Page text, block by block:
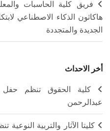
فريق كلية الحاسبات
هاكاثون الذكاء الاصطناعي
الجديدة والمتجددة
أخر الاحداث
كلية الحقوق تنظم حفل
عبدالرحمن
كليتا الآثار والتربية